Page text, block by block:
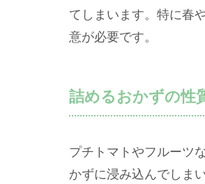
てしまいます。特に春
意が必要です。
詰めるおかずの性
プチトマトやフルーツ
かずに浸み込んでしま